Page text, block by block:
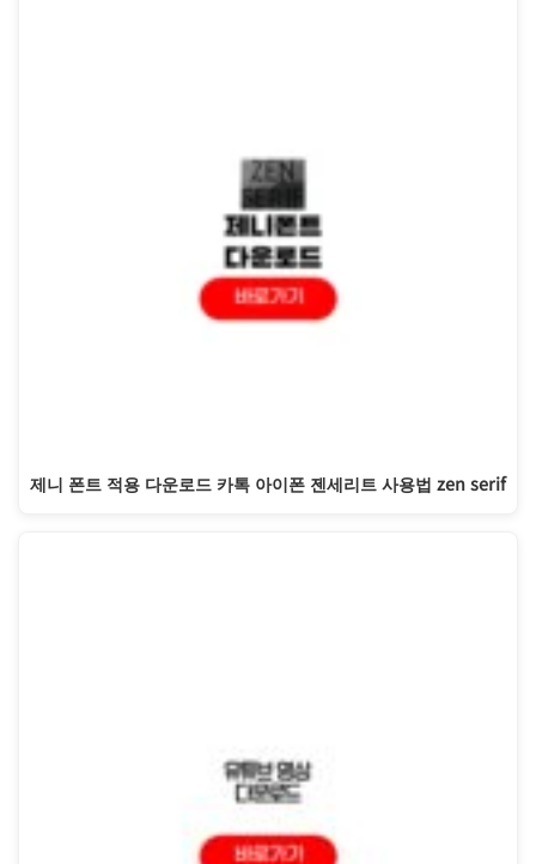
제니 폰트 적용 다운로드 카톡 아이폰 젠세리트 사용법 zen serif